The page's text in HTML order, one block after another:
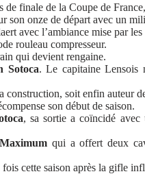
finale de la Coupe de
son onze de départ avec un
avec l’ambiance mise par
rouleau compresseur.
qui devient rengaine.
Sotoca. Le capitaine Lensois
construction, soit enfin auteur
son début de saison.
, sa sortie a coïncidé avec
qui a offert deux
cette saison après la gifle